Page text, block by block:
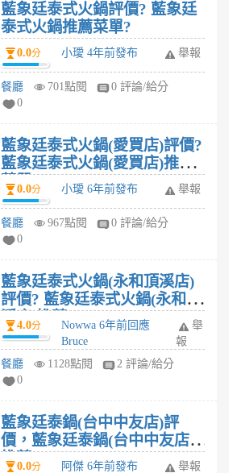
藍象廷泰式火鍋評價? 藍象廷
泰式火鍋推薦菜單?
0.0分 小璦 4年前發布 舉報
餐廳 701點閱
0 評論/給分
0
藍象廷泰式火鍋(愛買店)評價?
藍象廷泰式火鍋(愛買店)推薦
菜單?
0.0分 小璦 6年前發布 舉報
餐廳 967點閱
0 評論/給分
0
藍象廷泰式火鍋(永和頂溪店)
評價? 藍象廷泰式火鍋(永和頂
溪店)推薦?
4.0分
Nowwa 6年前回應
Bruce
舉
報
餐廳
1128點閱
2 評論/給分
0
藍象廷泰鍋(台中中友店)評
價，藍象廷泰鍋(台中中友店)
推薦?
0.0分 阿傑 6年前發布 舉報